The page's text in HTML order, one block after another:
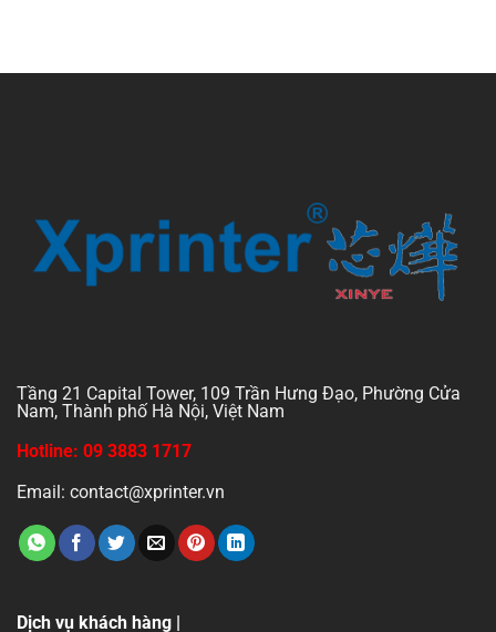
Tầng 21 Capital Tower, 109 Trần Hưng Đạo, Phường Cửa
Nam, Thành phố Hà Nội, Việt Nam
Hotline: 09 3883 1717
Email: contact@xprinter.vn
Dịch vụ khách hàng |